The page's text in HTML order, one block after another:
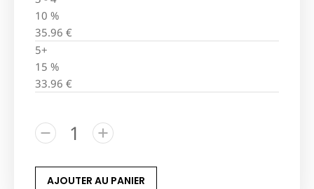
10 %
35.96 €
5+
15 %
33.96 €
AJOUTER AU PANIER